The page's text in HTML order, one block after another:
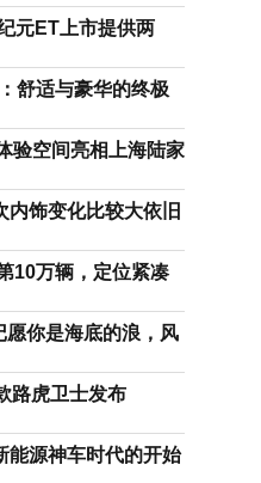
元ET上市提供两
舒适与豪华的终极
验空间亮相上海陆家
内饰变化比较大依旧
10万辆，定位紧凑
愿你是海底的浪，风
路虎卫士发布
能源神车时代的开始